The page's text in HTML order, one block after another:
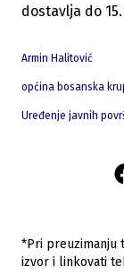
dostavlja do
Armin Halitović
općina bosanska
Uređenje javnih
*Pri preuzimanju
izvor i linkovati